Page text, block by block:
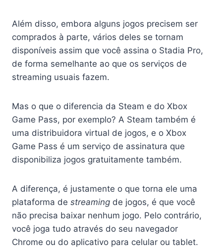
Além disso, embora alguns jogos precisem ser
comprados à parte, vários deles se tornam
disponíveis assim que você assina o Stadia Pro,
de forma semelhante ao que os serviços de
streaming usuais fazem.
Mas o que o diferencia da Steam e do Xbox
Game Pass, por exemplo? A Steam também é
uma distribuidora virtual de jogos, e o Xbox
Game Pass é um serviço de assinatura que
disponibiliza jogos gratuitamente também.
A diferença, é justamente o que torna ele uma
plataforma de streaming de jogos, é que você
não precisa baixar nenhum jogo. Pelo contrário,
você joga tudo através do seu navegador
Chrome ou do aplicativo para celular ou tablet.